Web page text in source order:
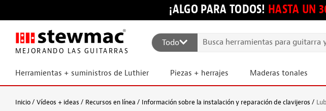
¡ALGO PARA TODOS! HASTA UN
MEJORANDO LAS GUITARRAS
Todo
Herramientas + suministros de Luthier Piezas + herrajes Maderas tonales
Inicio Vídeos + ideas Recursos en línea Información sobre la instalación y reparación de clavijeros